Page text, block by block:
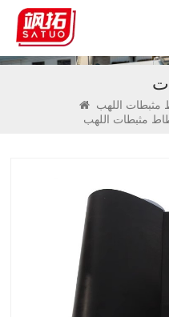
مثبطات اللهب
مثبطات اللهب